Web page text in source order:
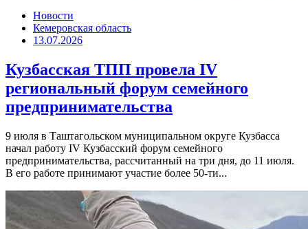
Новости
Кемеровская область
13.07.2026
Кузбасская ТПП провела IV
региональный форум семейного
предпринимательства
9 июля в Таштагольском муниципальном округе Кузбасса
начал работу IV Кузбасский форум семейного
предпринимательства, рассчитанный на три дня, до 11 июля.
В его работе принимают участие более 50-ти...